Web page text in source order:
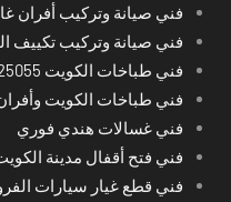
فني صيانة وتركيب أفران
فني صيانة وتركيب تكييف
فني طباخات الكويت 98025055
فني طباخات الكويت
فني غسالات هندي فوري
فني فتح أقفال مدينة
فني قطع غيار سيارات